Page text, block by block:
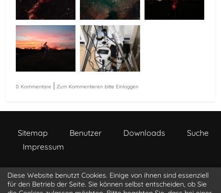
0 Kommentare | Zum Kommentieren bitte Einloggen
Sitemap Benutzer Downloads
Suche
Impressum
a s t r o p h o t o . l i o n b i t . c o m
Diese Website benutzt Cookies. Einige von ihnen sind essenziell
für den Betrieb der Seite. Sie können selbst entscheiden, ob Sie